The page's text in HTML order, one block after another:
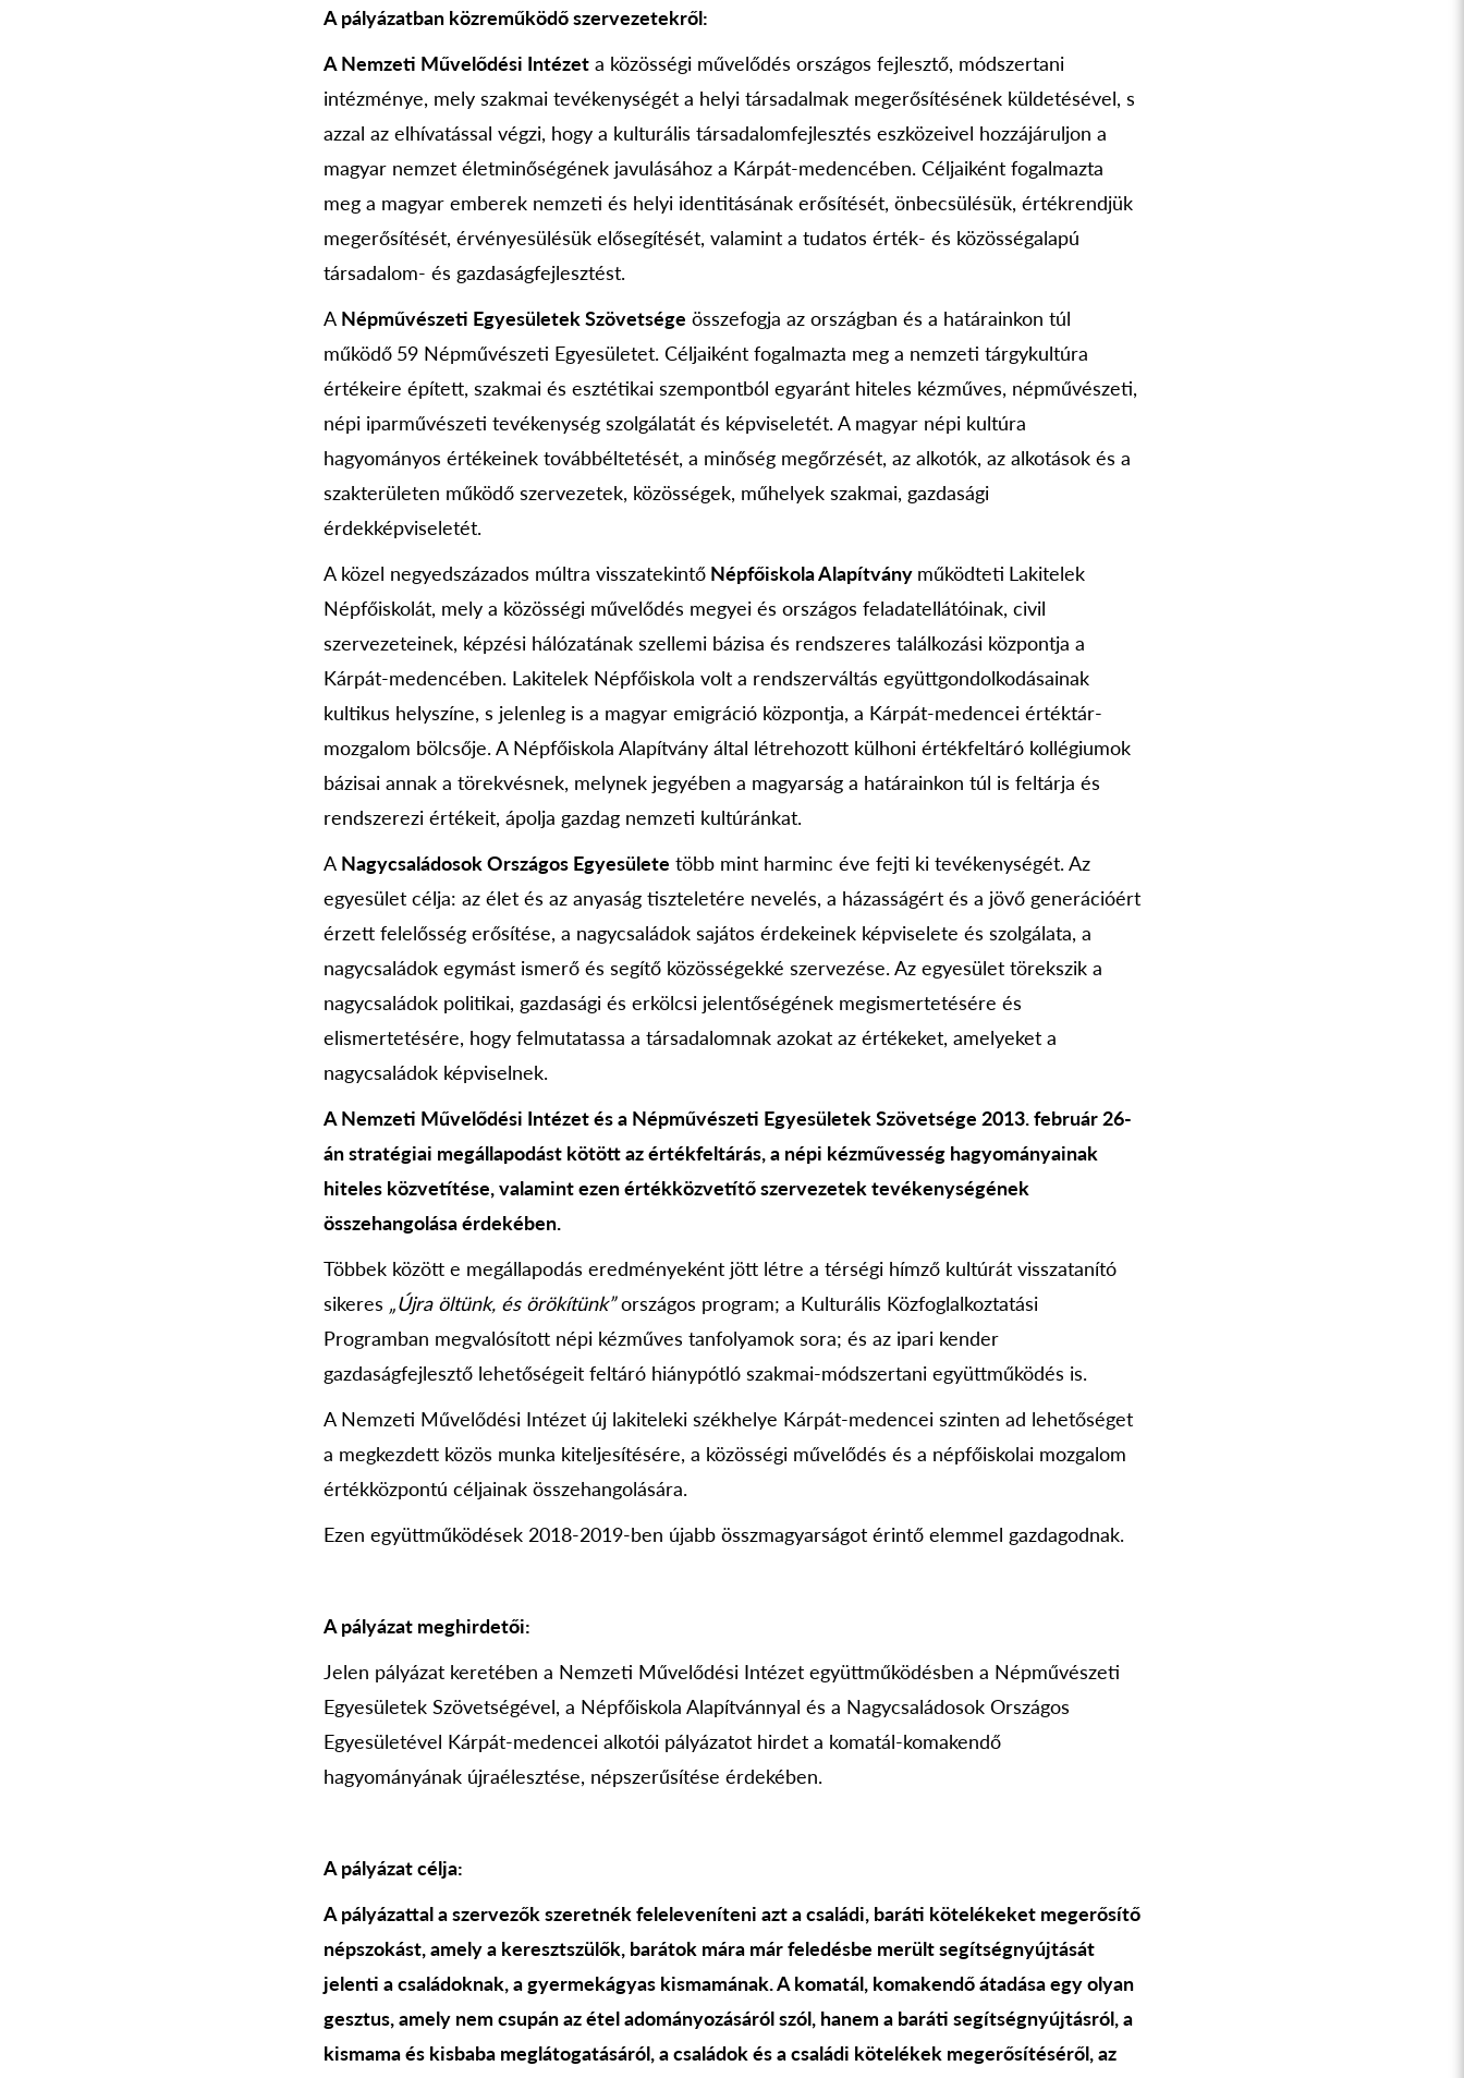
A pályázatban közreműködő szervezetekről:
A Nemzeti Művelődési Intézet a közösségi művelődés országos fejlesztő, módszertani
intézménye, mely szakmai tevékenységét a helyi társadalmak megerősítésének küldetésével, s
azzal az elhívatással végzi, hogy a kulturális társadalomfejlesztés eszközeivel hozzájáruljon a
magyar nemzet életminőségének javulásához a Kárpát-medencében. Céljaiként fogalmazta
meg a magyar emberek nemzeti és helyi identitásának erősítését, önbecsülésük, értékrendjük
megerősítését, érvényesülésük elősegítését, valamint a tudatos érték- és közösségalapú
társadalom- és gazdaságfejlesztést.
A Népművészeti Egyesületek Szövetsége összefogja az országban és a határainkon túl
működő 59 Népművészeti Egyesületet. Céljaiként fogalmazta meg a nemzeti tárgykultúra
értékeire épített, szakmai és esztétikai szempontból egyaránt hiteles kézműves, népművészeti,
népi iparművészeti tevékenység szolgálatát és képviseletét. A magyar népi kultúra
hagyományos értékeinek továbbéltetését, a minőség megőrzését, az alkotók, az alkotások és a
szakterületen működő szervezetek, közösségek, műhelyek szakmai, gazdasági
érdekképviseletét.
A közel negyedszázados múltra visszatekintő Népfőiskola Alapítvány működteti Lakitelek
Népfőiskolát, mely a közösségi művelődés megyei és országos feladatellátóinak, civil
szervezeteinek, képzési hálózatának szellemi bázisa és rendszeres találkozási központja a
Kárpát-medencében. Lakitelek Népfőiskola volt a rendszerváltás együttgondolkodásainak
kultikus helyszíne, s jelenleg is a magyar emigráció központja, a Kárpát-medencei értéktár-
mozgalom bölcsője. A Népfőiskola Alapítvány által létrehozott külhoni értékfeltáró kollégiumok
bázisai annak a törekvésnek, melynek jegyében a magyarság a határainkon túl is feltárja és
rendszerezi értékeit, ápolja gazdag nemzeti kultúránkat.
A Nagycsaládosok Országos Egyesülete több mint harminc éve fejti ki tevékenységét. Az
egyesület célja: az élet és az anyaság tiszteletére nevelés, a házasságért és a jövő generációért
érzett felelősség erősítése, a nagycsaládok sajátos érdekeinek képviselete és szolgálata, a
nagycsaládok egymást ismerő és segítő közösségekké szervezése. Az egyesület törekszik a
nagycsaládok politikai, gazdasági és erkölcsi jelentőségének megismertetésére és
elismertetésére, hogy felmutatassa a társadalomnak azokat az értékeket, amelyeket a
nagycsaládok képviselnek.
A Nemzeti Művelődési Intézet és a Népművészeti Egyesületek Szövetsége 2013. február 26-
án stratégiai megállapodást kötött az értékfeltárás, a népi kézművesség hagyományainak
hiteles közvetítése, valamint ezen értékközvetítő szervezetek tevékenységének
összehangolása érdekében.
Többek között e megállapodás eredményeként jött létre a térségi hímző kultúrát visszatanító
sikeres „Újra öltünk, és örökítünk”országos program; a Kulturális Közfoglalkoztatási
Programban megvalósított népi kézműves tanfolyamok sora; és az ipari kender
gazdaságfejlesztő lehetőségeit feltáró hiánypótló szakmai-módszertani együttműködés is.
A Nemzeti Művelődési Intézet új lakiteleki székhelye Kárpát-medencei szinten ad lehetőséget
a megkezdett közös munka kiteljesítésére, a közösségi művelődés és a népfőiskolai mozgalom
értékközpontú céljainak összehangolására.
Ezen együttműködések 2018-2019-ben újabb összmagyarságot érintő elemmel gazdagodnak.
A pályázat meghirdetői:
Jelen pályázat keretében a Nemzeti Művelődési Intézet együttműködésben a Népművészeti
Egyesületek Szövetségével, a Népfőiskola Alapítvánnyal és a Nagycsaládosok Országos
Egyesületével Kárpát-medencei alkotói pályázatot hirdet a komatál-komakendő
hagyományának újraélesztése, népszerűsítése érdekében.
A pályázat célja:
A pályázattal a szervezők szeretnék feleleveníteni azt a családi, baráti kötelékeket megerősítő
népszokást, amely a keresztszülők, barátok mára már feledésbe merült segítségnyújtását
jelenti a családoknak, a gyermekágyas kismamának. A komatál, komakendő átadása egy olyan
gesztus, amely nem csupán az étel adományozásáról szól, hanem a baráti segítségnyújtásról, a
kismama és kisbaba meglátogatásáról, a családok és a családi kötelékek megerősítéséről, az